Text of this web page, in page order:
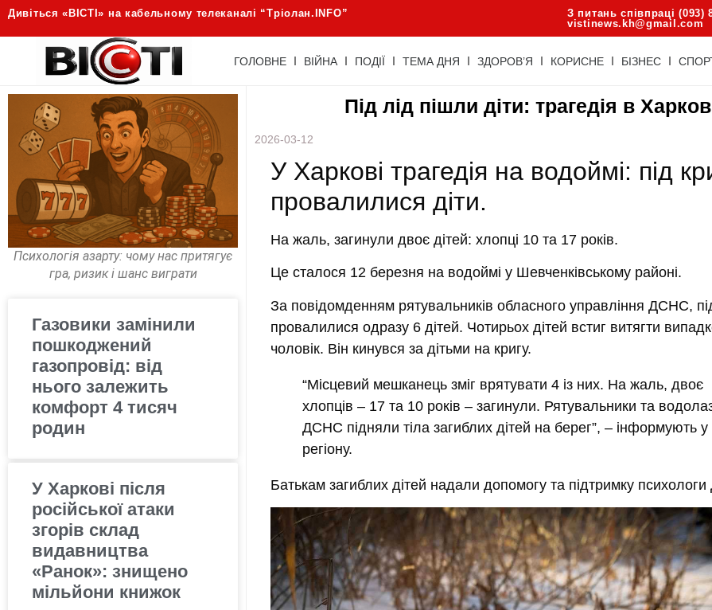
Дивіться «ВІСТІ» на кабельному телеканалі “Трiолан.INFO”
З питань співпраці (093)
vistinews.kh@gmail.com
ГОЛОВНЕ ВІЙНА ПОДІЇ ТЕМА ДНЯ ЗДОРОВ’Я КОРИСНЕ БІЗНЕС
Психологія азарту: чому нас притягує
гра, ризик і шанс виграти
Газовики замінили
пошкоджений
газопровід: від
нього залежить
комфорт 4 тисяч
родин
У Харкові після
російської атаки
згорів склад
видавництва
«Ранок»: знищено
мільйони книжок
Під лід пішли діти: трагедія в
2026-03-12
У Харкові трагедія на водоймі: під
провалилися діти.
На жаль, загинули двоє дітей: хлопці 10 та 17 років.
Це сталося 12 березня на водоймі у Шевченківському районі.
За повідомденням рятувальників обласного управління ДСНС,
провалилися одразу 6 дітей. Чотирьох дітей встиг витягти
чоловік. Він кинувся за дітьми на кригу.
“Місцевий мешканець зміг врятувати 4 із них. На жаль, двоє
хлопців – 17 та 10 років – загинули. Рятувальники та
ДСНС підняли тіла загиблих дітей на берег”, – інформують
регіону.
Батькам загиблих дітей надали допомогу та підтримку